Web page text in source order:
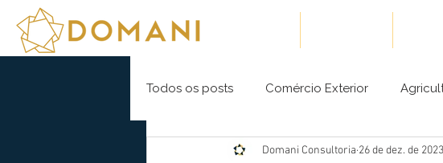
Todos os posts Comércio Exterior
Domani Consultoria 26 de dez. de 2023